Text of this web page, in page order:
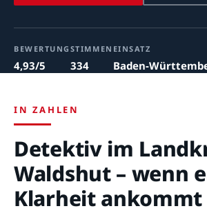
BEWERTUNG
4,93/5
STIMMEN
334
EINSATZ
Baden-
IN ZAHLEN
Detektiv im
Waldshut – wenn
Klarheit ankommt